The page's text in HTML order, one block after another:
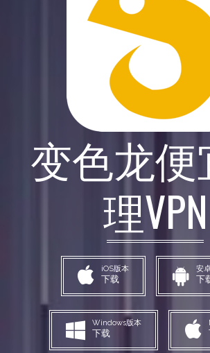
变色龙便
理VPN
iOS版本
下载
安
下
Windows版本
下载